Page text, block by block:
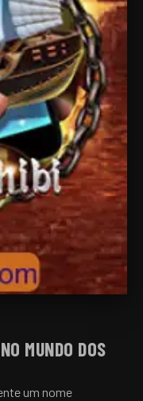
MUNDO DOS
um nome